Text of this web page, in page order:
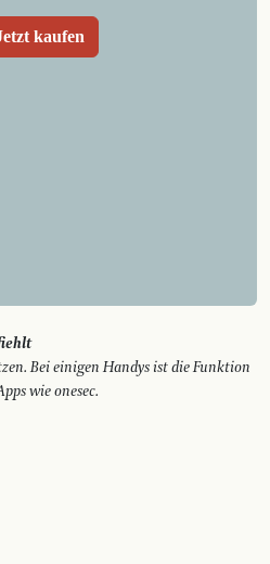
kaufen
Bei einigen Handys ist die Funktion
wie onesec.